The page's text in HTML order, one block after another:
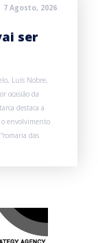
7 Agosto, 2026
ser
Luís Nobre,
ocasião da
destaca a
envolvimento
das